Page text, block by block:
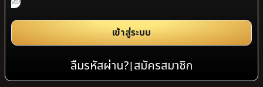
เข้าสู่ระบบ
ลืมรหัสผ่าน?|สมัครสมาชิก